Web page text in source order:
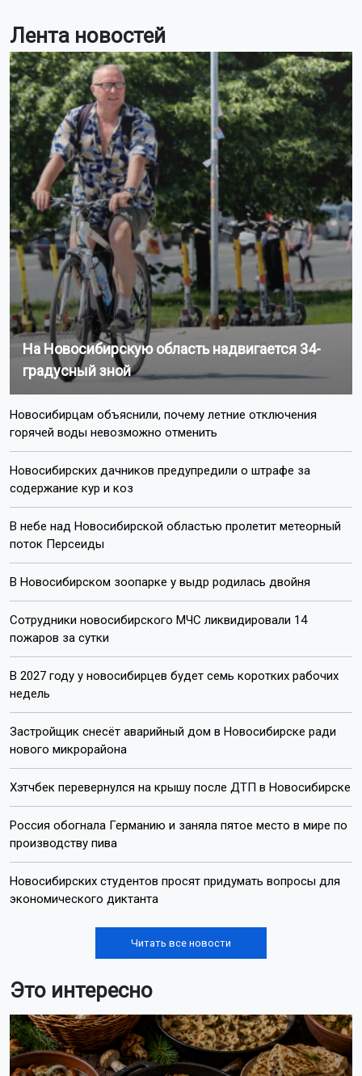
Лента новостей
На Новосибирскую область надвигается 34-
градусный зной
Новосибирцам объяснили, почему летние отключения
горячей воды невозможно отменить
Новосибирских дачников предупредили о штрафе за
содержание кур и коз
В небе над Новосибирской областью пролетит метеорный
поток Персеиды
В Новосибирском зоопарке у выдр родилась двойня
Сотрудники новосибирского МЧС ликвидировали 14
пожаров за сутки
В 2027 году у новосибирцев будет семь коротких рабочих
недель
Застройщик снесёт аварийный дом в Новосибирске ради
нового микрорайона
Хэтчбек перевернулся на крышу после ДТП в Новосибирске
Россия обогнала Германию и заняла пятое место в мире по
производству пива
Новосибирских студентов просят придумать вопросы для
экономического диктанта
Читать все новости
Это интересно